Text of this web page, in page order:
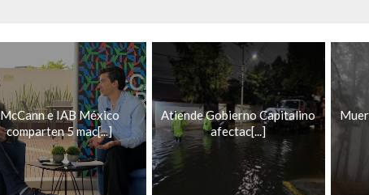
McCann e IAB México
comparten 5 mac[...]
Atiende Gobierno Capitalino
afectac[...]